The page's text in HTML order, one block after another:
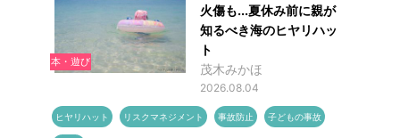
本・遊び
火傷も...夏休み前に親が
知るべき海のヒヤリハッ
ト
茂木みかほ
2026.08.04
ヒヤリハット リスクマネジメント 事故防止 子どもの事故